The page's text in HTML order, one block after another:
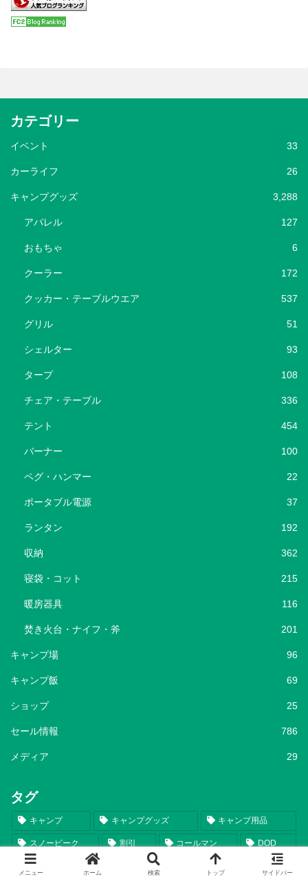
カテゴリー
イベント 33
カーライフ 26
キャンプグッズ 3,288
アパレル 127
おもちゃ 6
クーラー 172
クッカー・テーブルウエア 537
グリル 51
シェルター 93
タープ 108
チェア・テーブル 336
テント 454
バーナー 100
ペグ・ハンマー 22
ポータブル電源 37
ランタン 192
収納 362
寝袋・コット 215
暖房器具 116
焚き火台・ナイフ・斧 201
キャンプ場 96
キャンプ飯 69
ショップ 25
セール情報 786
メディア 29
タグ
キャンプ キャンプグッズ キャンプ用品
スノーピーク 割引 コールマン DOD
Coleman セール情報
メニュー ホーム 検索 トップ サイドバー